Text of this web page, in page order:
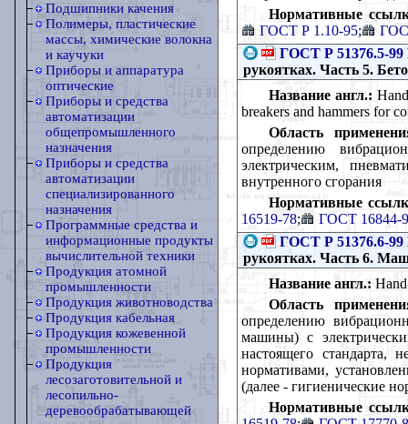
Подшипники качения
Полимеры, пластические
массы, химические волокна
и каучуки
Приборы и аппаратура
оптические
Приборы и средства
автоматизации
общепромышленного
назначения
Приборы и средства
автоматизации
специализированного
назначения
Программные средства и
информационные продукты
вычислительной техники
Продукция атомной
промышленности
Продукция животноводства
Продукция кабельная
Продукция кожевенной
промышленности
Продукция
лесозаготовительной и
лесопильно-
деревообрабатывающей
Нормативные
ГОСТ Р 1.10-95;
ГОСТ Р 51376.5-99
рукоятках. Часть 5.
Название англ.:
breakers and hammers for
Область
определению
электрическим,
внутренного сгорания
Нормативные
16519-78;
ГОСТ 16844-
ГОСТ Р 51376.6-99
рукоятках. Часть 6.
Название англ.:
Область
определению
машины) с
настоящего стандарта,
нормативами,
(далее - гигиенические
Нормативные